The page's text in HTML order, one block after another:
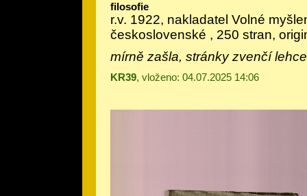
filosofie
r.v. 1922, nakladatel Volné
československé , 250 stran,
mírně zašla, stránky zvenčí
KR39, vloženo: 04.07.2025 14:06